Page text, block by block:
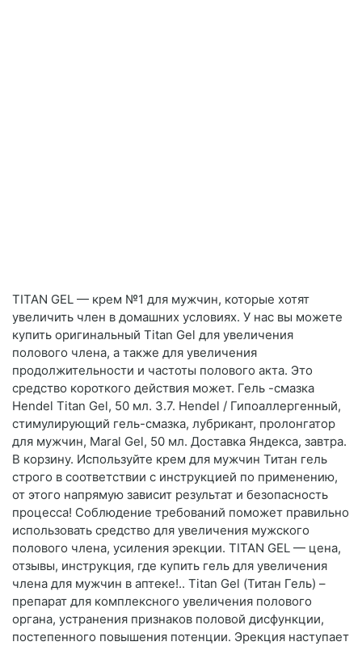
TITAN GEL — крем №1 для мужчин, которые хотят
увеличить член в домашних условиях. У нас вы можете
купить оригинальный Titan Gel для увеличения
полового члена, а также для увеличения
продолжительности и частоты полового акта. Это
средство короткого действия может. Гель -смазка
Hendel Titan Gel, 50 мл. 3.7. Hendel / Гипоаллергенный,
стимулирующий гель-смазка, лубрикант, пролонгатор
для мужчин, Maral Gel, 50 мл. Доставка Яндекса, завтра.
В корзину. Используйте крем для мужчин Титан гель
строго в соответствии с инструкцией по применению,
от этого напрямую зависит результат и безопасность
процесса! Соблюдение требований поможет правильно
использовать средство для увеличения мужского
полового члена, усиления эрекции. TITAN GEL — цена,
отзывы, инструкция, где купить гель для увеличения
члена для мужчин в аптеке!.. Titan Gel (Титан Гель) –
препарат для комплексного увеличения полового
органа, устранения признаков половой дисфункции,
постепенного повышения потенции. Эрекция наступает